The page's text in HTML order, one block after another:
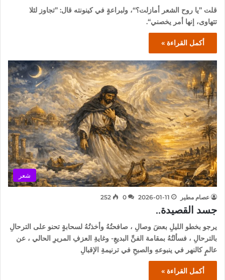
قلت ”يا روح الشعر أمازلت؟“، ولبراعةٍ في كينونته قال: ”تجاوز لئلا
تتهاوى، إنها أمر يخصني“.
أكمل القراءة »
شعر
عصام مطير 2026-01-11
0
252
جسد القصيدة..
يرجو بخطو الليلِ بعضَ وصالِ ، صافحتُهُ وأخذتُهُ لسحابةٍ تحنو على الترحالِ
بالترحالِ ، فسألتُهُ بمقامة الفنِّ البديعِ- وغايةِ العزفِ المريرِ الحالي ، عن
عالمٍ كالنهر في ينبوعهِ والصبحِ في ترنيمةِ الإقبالِ
أكمل القراءة »